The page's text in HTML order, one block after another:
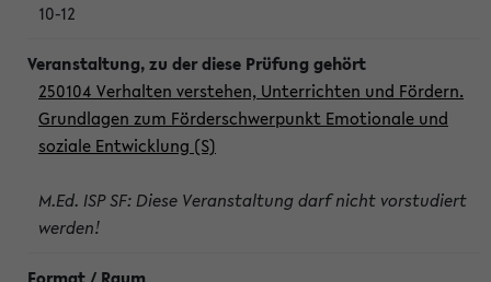
10-12
250104 Verhalten verstehen, Unterrichten und Fördern.
Grundlagen zum Förderschwerpunkt Emotionale und
soziale Entwicklung (S)
M.Ed. ISP SF: Diese Veranstaltung darf nicht vorstudiert
werden!